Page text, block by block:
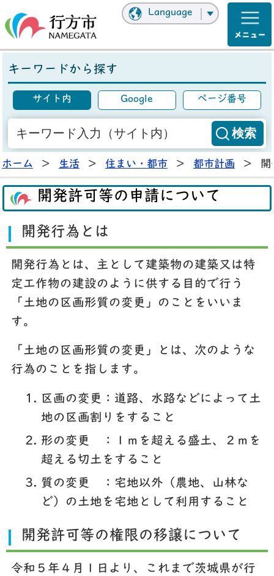
Language
キーワードから探す
サイト内 Google ページ番号
ホーム > 生活 > 住まい・都市 > 都市計画 >
開発許可等の申請について
開発行為とは
開発行為とは、主として建築物の建築又は特
定工作物の建設のように供する目的で行う
「土地の区画形質の変更」のことをいいま
す。
「土地の区画形質の変更」とは、次のような
行為のことを指します。
区画の変更：道路、水路などによって土
地の区画割りをすること
形の変更 ：１ｍを超える盛土、２ｍを
超える切土をすること
質の変更 ：宅地以外（農地、山林な
ど）の土地を宅地として利用すること
開発許可等の権限の移譲について
令和５年４月１日より、これまで茨城県が行